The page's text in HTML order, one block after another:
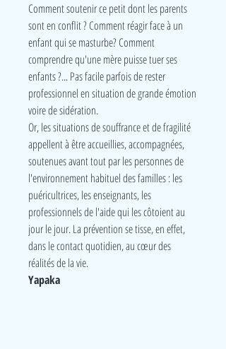
Comment soutenir ce petit dont les parents
sont en conflit ? Comment réagir face à un
enfant qui se masturbe? Comment
comprendre qu'une mère puisse tuer ses
enfants ?... Pas facile parfois de rester
professionnel en situation de grande émotion
voire de sidération.
Or, les situations de souffrance et de fragilité
appellent à être accueillies, accompagnées,
soutenues avant tout par les personnes de
l'environnement habituel des familles : les
puéricultrices, les enseignants, les
professionnels de l'aide qui les côtoient au
jour le jour. La prévention se tisse, en effet,
dans le contact quotidien, au cœur des
réalités de la vie.
Yapaka